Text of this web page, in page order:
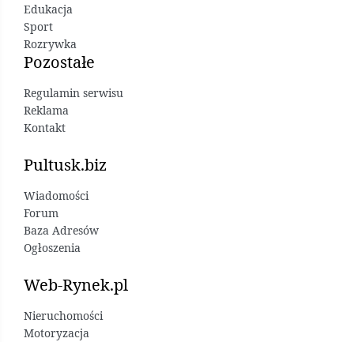
Edukacja
Sport
Rozrywka
Pozostałe
Regulamin serwisu
Reklama
Kontakt
Pultusk.biz
Wiadomości
Forum
Baza Adresów
Ogłoszenia
Web-Rynek.pl
Nieruchomości
Motoryzacja